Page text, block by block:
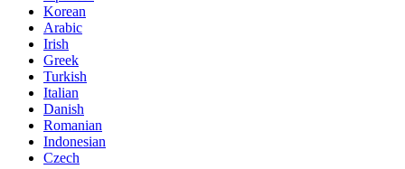
Korean
Arabic
Irish
Greek
Turkish
Italian
Danish
Romanian
Indonesian
Czech